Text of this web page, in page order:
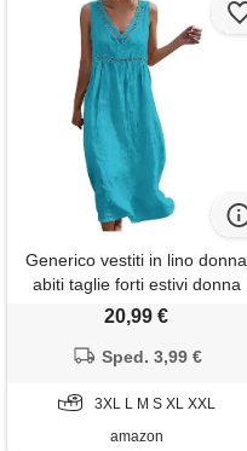
Generico vestiti in lino donna
abiti taglie forti estivi donna
scollo a v senza maniche
vestiti lunghi donne mare
elegante curvy prendisole da
spiaggia dress
20,99 €
Sped. 3,99 €
3XL L M S XL XXL
amazon